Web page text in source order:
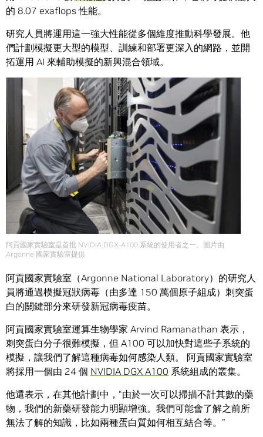
的 8.07 exaflops 性能。
研究人員將運用這一強大性能從多個維度推動科學發展。他
們計劃模擬更大型的模型、訓練和部署更深入的網路，並開
拓運用 AI 來輔助模擬的新興混合領域。
阿貢國家實驗室是首批 NVIDIA DGX-A100 系統的使用者之一。圖片由
Argonne 國家實驗室提供
阿貢國家實驗室（Argonne National Laboratory）的研究人
員將通過模擬冠狀病毒（由多達 150 萬個原子組成）刺突蛋
白的關鍵部分來研發新冠病毒疫苗。
阿貢國家實驗室運算生物學家 Arvind Ramanathan 表示，
刺突蛋白分子很難模擬，但 A100 可以加快對這些子系統的
模擬，讓我們了解這種病毒如何感染人類。 阿貢國家實驗室
將採用一個由 24 個 NVIDIA DGX A100 系統組成的叢集。
他還表示，在其他計劃中，“由於一次可以掃描不計其數的藥
物，我們的新藥研發能力明顯增強。我們可能會了解之前所
無法了解的知識，比如兩種蛋白質如何相互結合等。”